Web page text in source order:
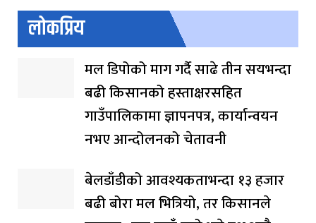
लोकप्रिय
मल डिपोको माग गर्दै साढे तीन सयभन्दा
बढी किसानको हस्ताक्षरसहित
गाउँपालिकामा ज्ञापनपत्र, कार्यान्वयन
नभए आन्दोलनको चेतावनी
बेलडाँडीको आवश्यकताभन्दा १३ हजार
बढी बोरा मल भित्रियो, तर किसानले